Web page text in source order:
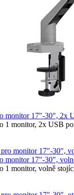
monitor 17"-30", 2x
1 monitor, 2x USB
monitor 17"-30",
1 monitor, volně